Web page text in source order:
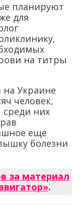
планируют
для
на титры
на Украине
человек,
среди них
еще
болезни
за материал
.